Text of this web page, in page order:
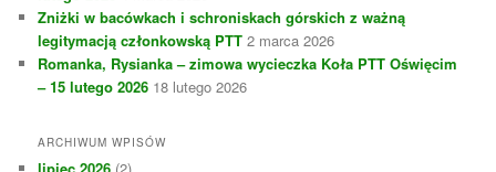
Zniżki w bacówkach i schroniskach górskich z ważną
legitymacją członkowską PTT 2 marca 2026
Romanka, Rysianka – zimowa wycieczka Koła PTT Oświęcim
– 15 lutego 2026 18 lutego 2026
ARCHIWUM WPISÓW